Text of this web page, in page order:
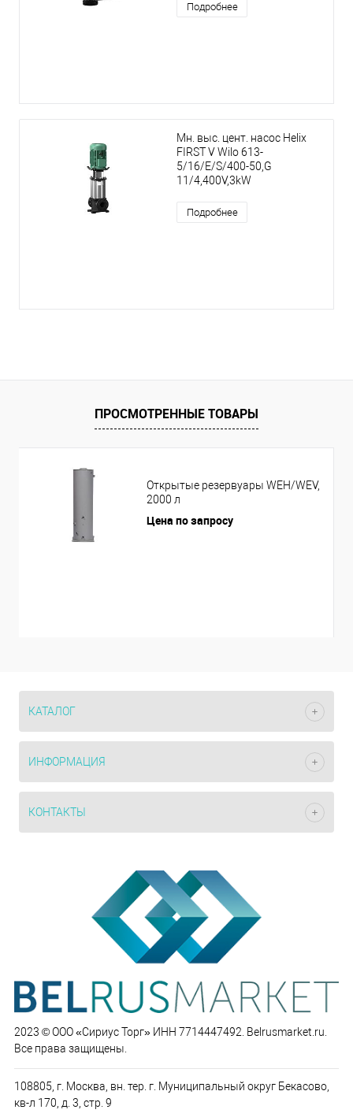
Подробнее
Мн. выс. цент. насос Helix
FIRST V Wilo 613-
5/16/E/S/400-50,G
11/4,400V,3kW
Подробнее
ПРОСМОТРЕННЫЕ ТОВАРЫ
Открытые резервуары WEH/WEV,
2000 л
Цена по запросу
КАТАЛОГ
ИНФОРМАЦИЯ
КОНТАКТЫ
2023 © ООО «Сириус Торг» ИНН 7714447492. Belrusmarket.ru.
Все права защищены.
108805, г. Москва, вн. тер. г. Муниципальный округ Бекасово,
кв-л 170, д. 3, стр. 9